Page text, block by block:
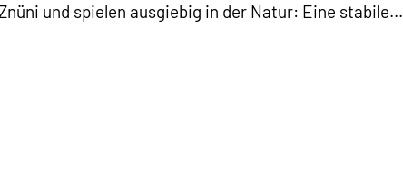
und spielen ausgiebig in der Natur: Eine stabile...